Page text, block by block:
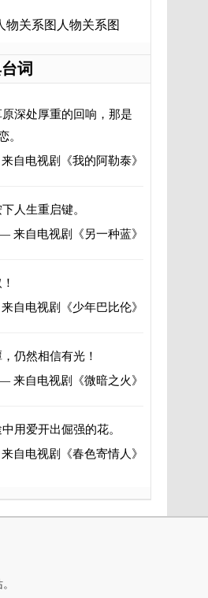
物关系图人物关系图
词
深处厚重的回响，那是
。
自电视剧
《我的阿勒泰》
人生重启键。
来自电视剧
《另一种蓝》
自电视剧
《少年巴比伦》
仍然相信有光！
来自电视剧
《微暗之火》
用爱开出倔强的花。
自电视剧
《春色寄情人》